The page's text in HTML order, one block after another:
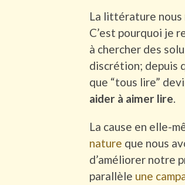
La littérature nous
C’est pourquoi je
à chercher des
discrétion; depuis
que “tous lire”
aider à aimer lire.
La cause en elle-
nature que nous
d’améliorer notre
parallèle une